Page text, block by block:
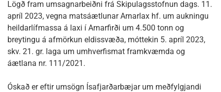
Lögð fram umsagnarbeiðni frá Skipulagsstofnun dags. 11.
apríl 2023, vegna matsáætlunar Arnarlax hf. um aukningu
heildarlífmassa á laxi í Arnarfirði um 4.500 tonn og
breytingu á afmörkun eldissvæða, móttekin 5. apríl 2023,
skv. 21. gr. laga um umhverfismat framkvæmda og
áætlana nr. 111/2021.
Óskað er eftir umsögn Ísafjarðarbæjar um meðfylgjandi